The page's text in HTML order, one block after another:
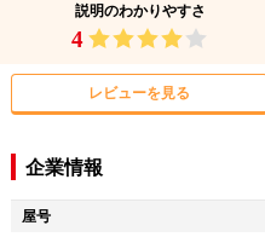
説明のわかりやすさ
4
レビューを見る
企業情報
屋号